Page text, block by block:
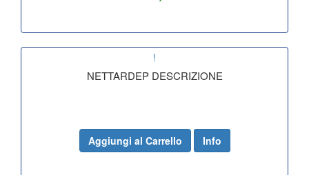
!
NETTARDEP DESCRIZIONE
Aggiungi al Carrello Info